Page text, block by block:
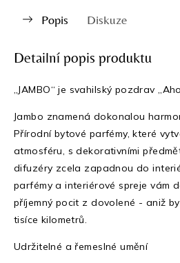
Popis Diskuze
Detailní popis produktu
„JAMBO“ je svahilský pozdrav
Jambo znamená dokonalou
Přírodní bytové parfémy, které
atmosféru, s dekorativními
difuzéry zcela zapadnou do
parfémy a interiérové spreje vám
příjemný pocit z dovolené - aniž
tisíce kilometrů.
Udržitelné a řemeslné umění